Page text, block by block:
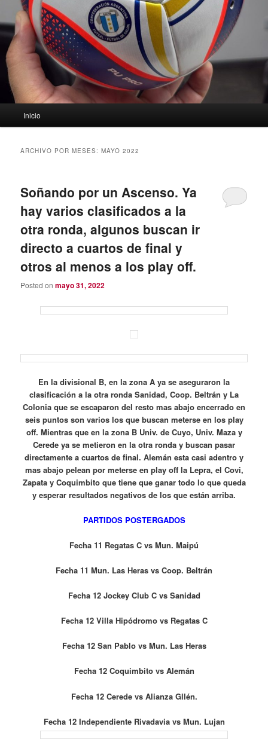
Inicio
ARCHIVO POR MESES:MAYO 2022
Soñando por un Ascenso. Ya
hay varios clasificados a la
otra ronda, algunos buscan ir
directo a cuartos de final y
otros al menos a los play off.
Posted onmayo 31, 2022
En la divisional B, en la zona A ya se aseguraron la
clasificación a la otra ronda Sanidad, Coop. Beltrán y La
Colonia que se escaparon del resto mas abajo encerrado en
seis puntos son varios los que buscan meterse en los play
off. Mientras que en la zona B Univ. de Cuyo, Univ. Maza y
Cerede ya se metieron en la otra ronda y buscan pasar
directamente a cuartos de final. Alemán esta casi adentro y
mas abajo pelean por meterse en play off la Lepra, el Covi,
Zapata y Coquimbito que tiene que ganar todo lo que queda
y esperar resultados negativos de los que están arriba.
PARTIDOS POSTERGADOS
Fecha 11 Regatas C vs Mun. Maipú
Fecha 11 Mun. Las Heras vs Coop. Beltrán
Fecha 12 Jockey Club C vs Sanidad
Fecha 12 Villa Hipódromo vs Regatas C
Fecha 12 San Pablo vs Mun. Las Heras
Fecha 12 Coquimbito vs Alemán
Fecha 12 Cerede vs Alianza Gllén.
Fecha 12 Independiente Rivadavia vs Mun. Lujan